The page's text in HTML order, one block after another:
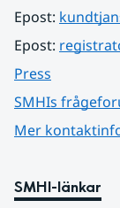
Epost:
Epost:
Press
SMHIs
Mer
SMHI-länkar